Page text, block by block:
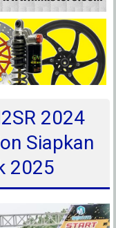
2024
Siapkan
2025